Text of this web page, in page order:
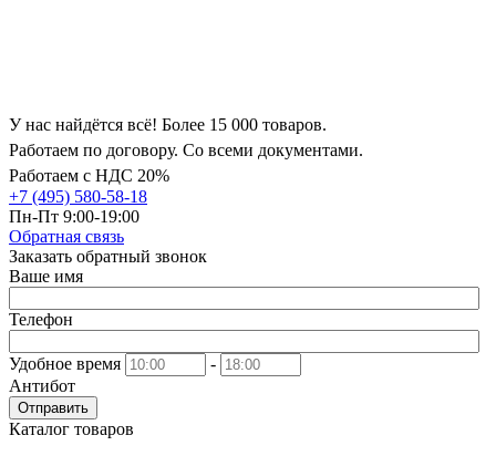
У нас найдётся всё! Более 15 000 товаров.
Работаем по договору. Со всеми документами.
Работаем с НДС 20%
+7 (495) 580-58-18
Пн-Пт 9:00-19:00
Обратная связь
Заказать обратный звонок
Ваше имя
Телефон
Удобное время
-
Антибот
Отправить
Каталог товаров